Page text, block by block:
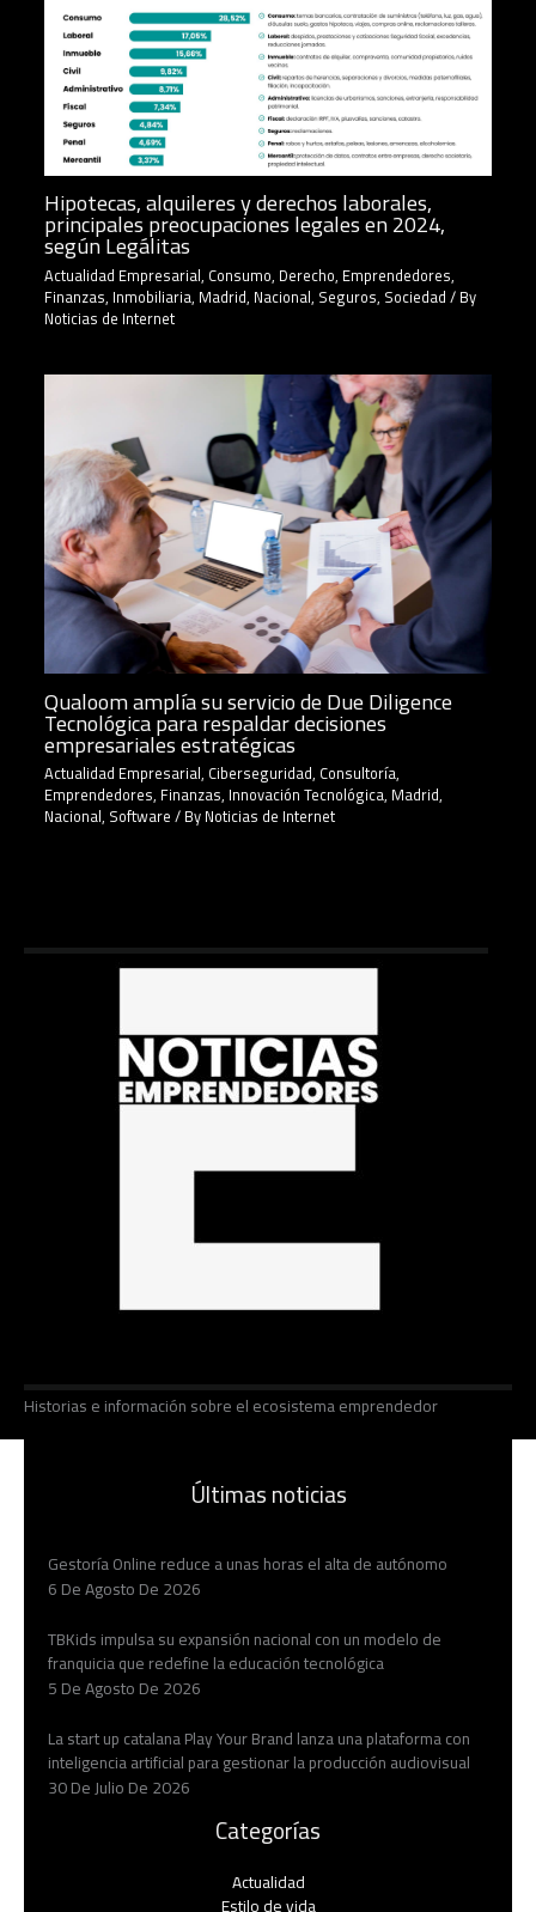
Hipotecas, alquileres y derechos laborales,
principales preocupaciones legales en 2024,
según Legálitas
Actualidad Empresarial, Consumo, Derecho, Emprendedores,
Finanzas, Inmobiliaria, Madrid, Nacional, Seguros, Sociedad/ By
Noticias de Internet
Qualoom amplía su servicio de Due Diligence
Tecnológica para respaldar decisiones
empresariales estratégicas
Actualidad Empresarial, Ciberseguridad, Consultoría,
Emprendedores, Finanzas, Innovación Tecnológica, Madrid,
Nacional, Software/ ByNoticias de Internet
Historias e información sobre el ecosistema emprendedor
Últimas noticias
Gestoría Online reduce a unas horas el alta de autónomo
6 De Agosto De 2026
TBKids impulsa su expansión nacional con un modelo de
franquicia que redefine la educación tecnológica
5 De Agosto De 2026
La start up catalana Play Your Brand lanza una plataforma con
inteligencia artificial para gestionar la producción audiovisual
30 De Julio De 2026
Categorías
Actualidad